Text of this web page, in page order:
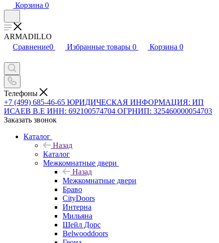
Корзина 0
ARMADILLO
Сравнение0 Избранные товары 0 Корзина 0
Телефоны
+7 (499) 685-46-65 ЮРИДИЧЕСКАЯ ИНФОРМАЦИЯ: ИП
ИСАЕВ В.Е ИНН: 692100574704 ОГРНИП: 325460000054703
Заказать звонок
Каталог
Назад
Каталог
Межкомнатные двери
Назад
Межкомнатные двери
Браво
CityDoors
Интерна
Мильяна
Шейл Дорс
Belwooddoors